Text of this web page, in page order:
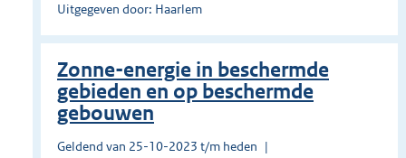
Uitgegeven door: Haarlem
Zonne-energie in beschermde
gebieden en op beschermde
gebouwen
Geldend van 25-10-2023 t/m heden